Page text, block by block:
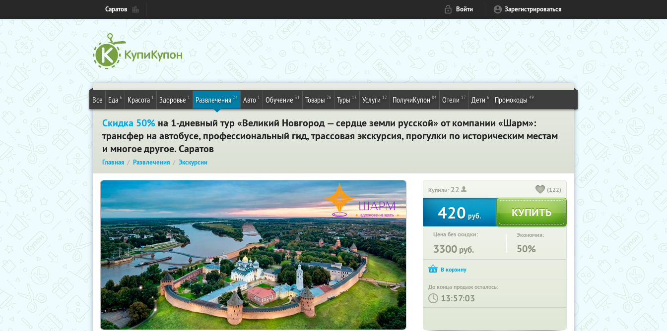
Саратов Войти Зарегистрироваться
Все Еда 6 Красота 1 Здоровье 1 Развлечения 24 Авто 1 Обучение 31 Товары 26 Туры 13 Услуги 12 ПолучиКупон 84 Отели 17 Дети 6 Промокоды 49
Скидка 50% на 1-дневный тур «Великий Новгород — сердце земли русской» от компании «Шарм»:
трансфер на автобусе, профессиональный гид, трассовая экскурсия, прогулки по историческим местам
и многое другое. Саратов
Главная Развлечения Экскурсии
Купили: 22 (122)
420 руб.
Цена без скидки:
3300 руб.
Экономия:
50%
До конца продаж осталось:
: :